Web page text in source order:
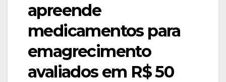
apreende
medicamentos para
emagrecimento
avaliados em R$ 50